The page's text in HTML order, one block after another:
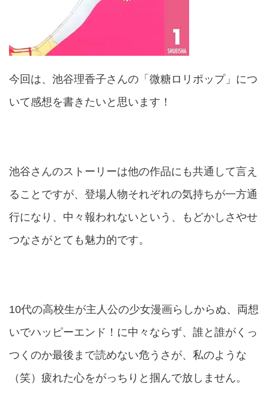
今回は、池谷理香子さんの「微糖ロリポップ」につ
いて感想を書きたいと思います！
池谷さんのストーリーは他の作品にも共通して言え
ることですが、登場人物それぞれの気持ちが一方通
行になり、中々報われないという、もどかしさやせ
つなさがとても魅力的です。
10代の高校生が主人公の少女漫画らしからぬ、両想
いでハッピーエンド！に中々ならず、誰と誰がくっ
つくのか最後まで読めない危うさが、私のような
（笑）疲れた心をがっちりと掴んで放しません。